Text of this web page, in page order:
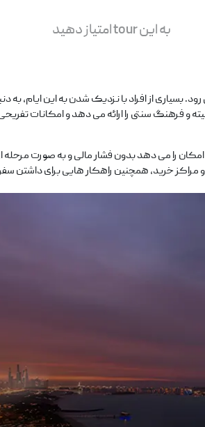
به این tour امتیاز دهید
بسیاری از افراد با نزدیک شدن به این ایام،
و فرهنگ سنتی را ارائه می ‌دهد و امکانات
را می دهد بدون فشار مالی و به صورت مرحله
خرید، همچنین راهکار هایی برای داشتن